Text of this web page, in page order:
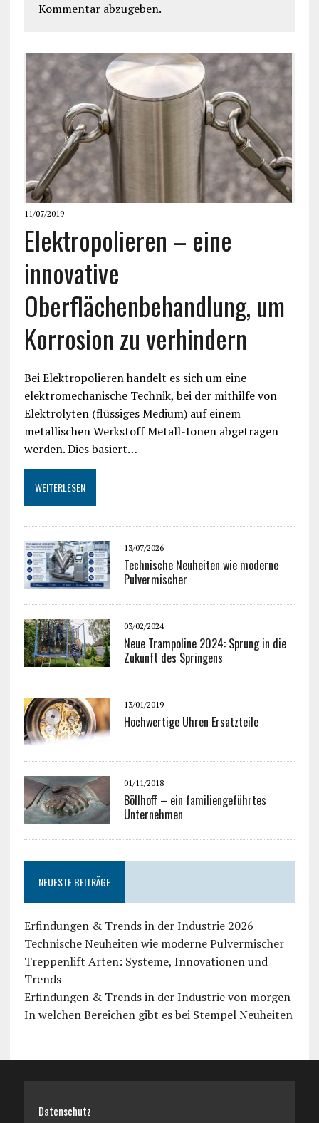
Kommentar abzugeben.
11/07/2019
Elektropolieren – eine
innovative
Oberflächenbehandlung, um
Korrosion zu verhindern
Bei Elektropolieren handelt es sich um eine
elektromechanische Technik, bei der mithilfe von
Elektrolyten (flüssiges Medium) auf einem
metallischen Werkstoff Metall-Ionen abgetragen
werden. Dies basiert…
WEITERLESEN
13/07/2026
Technische Neuheiten wie moderne
Pulvermischer
03/02/2024
Neue Trampoline 2024: Sprung in die
Zukunft des Springens
13/01/2019
Hochwertige Uhren Ersatzteile
01/11/2018
Böllhoff – ein familiengeführtes
Unternehmen
NEUESTE BEITRÄGE
Erfindungen & Trends in der Industrie 2026
Technische Neuheiten wie moderne Pulvermischer
Treppenlift Arten: Systeme, Innovationen und
Trends
Erfindungen & Trends in der Industrie von morgen
In welchen Bereichen gibt es bei Stempel Neuheiten
Datenschutz